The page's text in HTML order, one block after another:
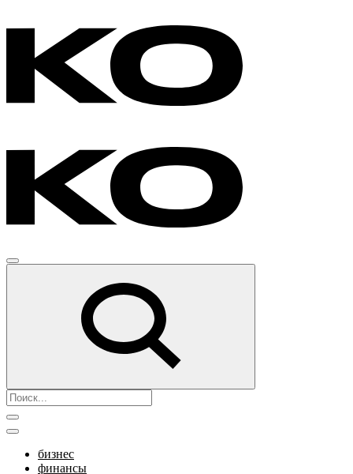
бизнес
финансы